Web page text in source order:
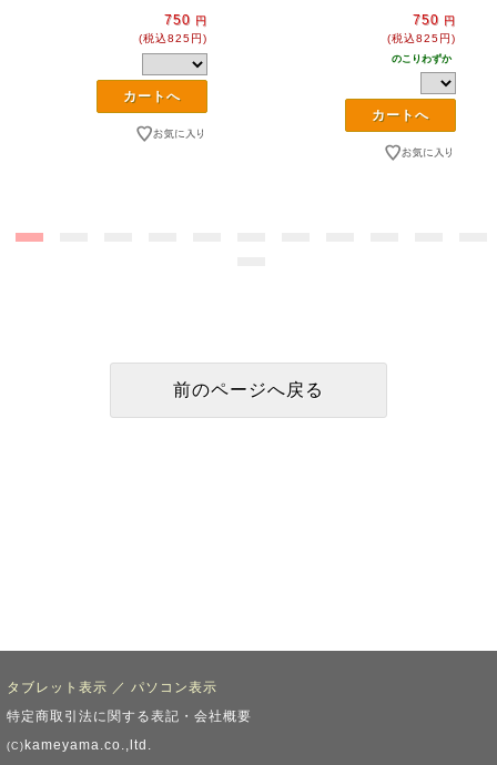
750 円
(税込825円)
750 円
(税込825円)
のこりわずか
タブレット表示 ／ パソコン表示
特定商取引法に関する表記・会社概要
(C) kameyama.co.,ltd.